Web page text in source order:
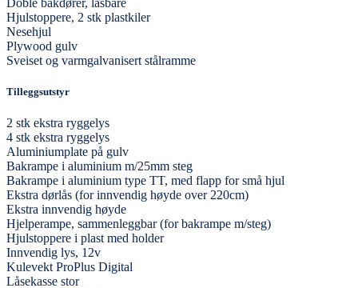
Hjulstoppere, 2 stk plastkiler
Nesehjul
Plywood gulv
Sveiset og varmgalvanisert stålramme
Tilleggsutstyr
2 stk ekstra ryggelys
4 stk ekstra ryggelys
Aluminiumplate på gulv
Bakrampe i aluminium m/25mm steg
Bakrampe i aluminium type TT, med flapp for små hjul
Ekstra dørlås (for innvendig høyde over 220cm)
Ekstra innvendig høyde
Hjelperampe, sammenleggbar (for bakrampe m/steg)
Hjulstoppere i plast med holder
Innvendig lys, 12v
Kulevekt ProPlus Digital
Låsekasse stor